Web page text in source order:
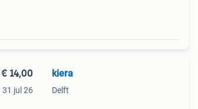
€ 14,00
31 jul 26
kiera
Delft